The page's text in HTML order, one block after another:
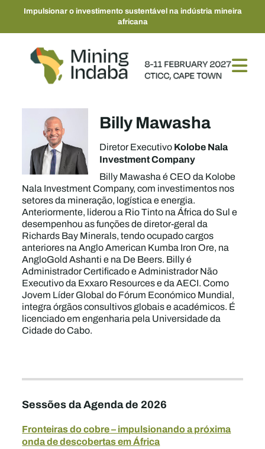
Impulsionar o investimento sustentável na indústria mineira
africana
Billy Mawasha
Diretor ExecutivoKolobe Nala
Investment Company
Billy Mawasha é CEO da Kolobe
Nala Investment Company, com investimentos nos
setores da mineração, logística e energia.
Anteriormente, liderou a Rio Tinto na África do Sul e
desempenhou as funções de diretor-geral da
Richards Bay Minerals, tendo ocupado cargos
anteriores na Anglo American Kumba Iron Ore, na
AngloGold Ashanti e na De Beers. Billy é
Administrador Certificado e Administrador Não
Executivo da Exxaro Resources e da AECI. Como
Jovem Líder Global do Fórum Económico Mundial,
integra órgãos consultivos globais e académicos. É
licenciado em engenharia pela Universidade da
Cidade do Cabo.
Sessões da Agenda de 2026
Fronteiras do cobre – impulsionando a próxima
onda de descobertas em África